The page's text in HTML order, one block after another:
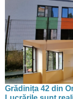
Grădinița 42 din